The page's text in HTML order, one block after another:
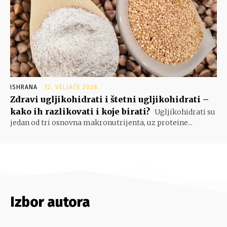
ISHRANA 12. VELJAČE 2026.
Zdravi ugljikohidrati i štetni ugljikohidrati –
kako ih razlikovati i koje birati? Ugljikohidrati su
jedan od tri osnovna makronutrijenta, uz proteine...
Izbor autora